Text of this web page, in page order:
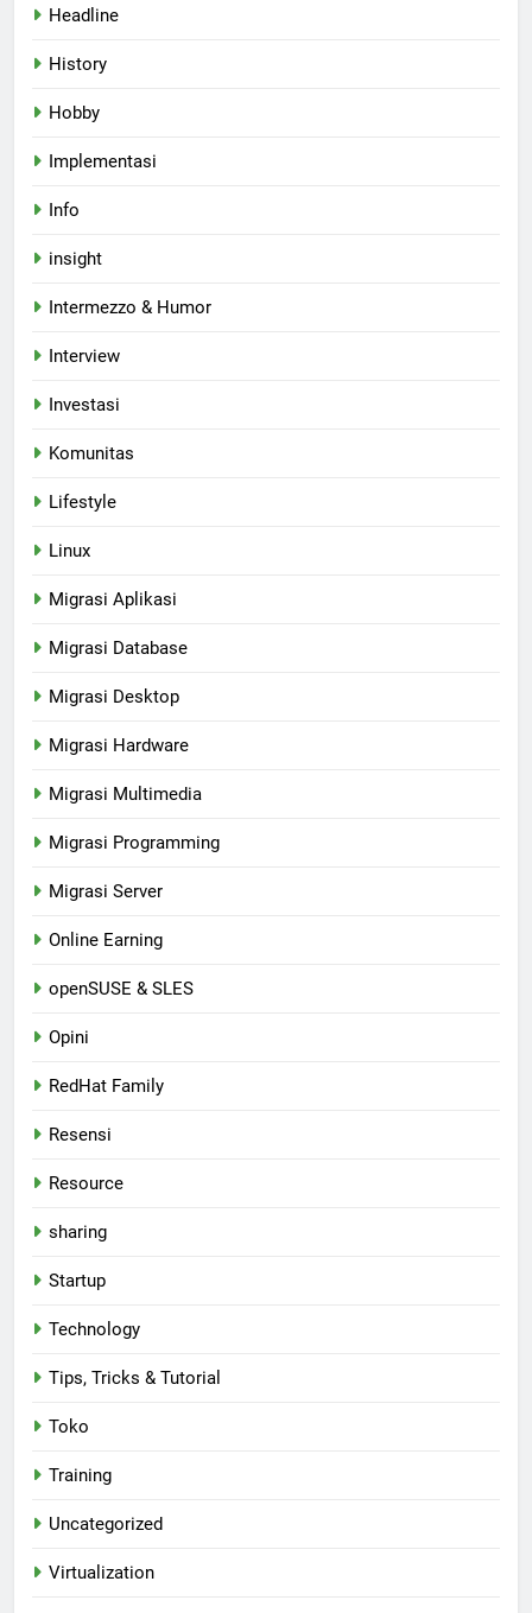
Headline
History
Hobby
Implementasi
Info
insight
Intermezzo & Humor
Interview
Investasi
Komunitas
Lifestyle
Linux
Migrasi Aplikasi
Migrasi Database
Migrasi Desktop
Migrasi Hardware
Migrasi Multimedia
Migrasi Programming
Migrasi Server
Online Earning
openSUSE & SLES
Opini
RedHat Family
Resensi
Resource
sharing
Startup
Technology
Tips, Tricks & Tutorial
Toko
Training
Uncategorized
Virtualization